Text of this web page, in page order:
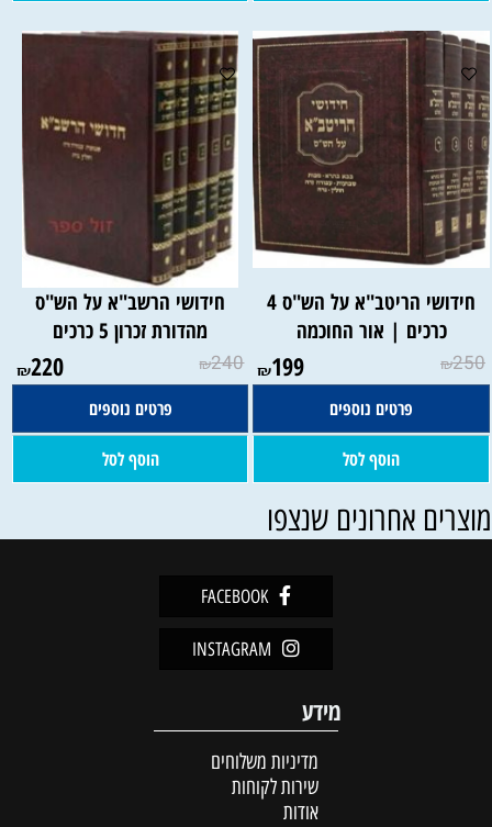
חידושי הריטב"א על הש"ס 4
כרכים | אור החוכמה
₪250
₪199
פרטים נוספים
הוסף לסל
חידושי הרשב"א על הש"ס
מהדורת זכרון 5 כרכים
₪240
₪220
פרטים נוספים
הוסף לסל
אחרונים שנצפו
FACEBOOK
INSTAGRAM
מידע
מדיניות משלוחים
שירות לקוחות
אודות